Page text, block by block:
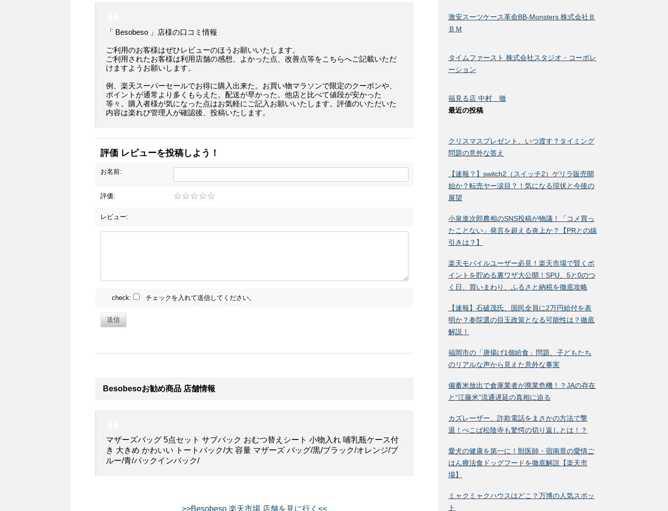
「 Besobeso 」店様の口コミ情報
ご利用のお客様はぜひレビューのほうお願いいたします。
ご利用されたお客様は利用店舗の感想、よかった点、改善点等をこちらへご記載いただ
けますようお願いします。
例、楽天スーパーセールでお得に購入出来た。お買い物マラソンで限定のクーポンや、
ポイントが通常より多くもらえた。配送が早かった。他店と比べて値段が安かった
等々。購入者様が気になった点はお気軽にご記入お願いいたします。評価のいただいた
内容は楽れび管理人が確認後、投稿いたします。
評価 レビューを投稿しよう！
お名前:
評価:
レビュー:
check: チェックを入れて送信してください。
送信
Besobesoお勧め商品 店舗情報
マザーズバッグ 5点セット サブバック おむつ替えシート 小物入れ 哺乳瓶ケース付
き 大きめ かわいい トートバック/大 容量 マザーズ バッグ/黒/ブラック/オレンジ/ブ
ルー/青/バックインバック/
>>Besobeso 楽天市場 店舗を見に行く<<
激安スーツケース革命BB-Monsters 株式会社Ｂ
ＢＭ
タイムファースト 株式会社スタジオ・コーポレ
ーション
福見る店 中村 徹
最近の投稿
クリスマスプレゼント、いつ渡す？タイミング
問題の意外な答え
【速報？】switch2（スイッチ2）ゲリラ販売開
始か？転売ヤー涙目？！気になる現状と今後の
展望
小泉進次郎農相のSNS投稿が物議！「コメ買っ
たことない」発言を超える炎上か？【PRとの線
引きは？】
楽天モバイルユーザー必見！楽天市場で賢くポ
イントを貯める裏ワザ大公開！SPU、5と0のつ
く日、買いまわり、ふるさと納税を徹底攻略
【速報】石破茂氏、国民全員に2万円給付を表
明か？参院選の目玉政策となる可能性は？徹底
解説！
福岡市の「唐揚げ1個給食」問題、子どもたち
のリアルな声から見えた意外な事実
備蓄米放出で倉庫業者が廃業危機！？JAの存在
と“江藤米”流通遅延の真相に迫る
カズレーザー、詐欺電話をまさかの方法で撃
退！ぺこぱ松陰寺も驚愕の切り返しとは！？
愛犬の健康を第一に！獣医師・宿南章の愛情ご
はん療法食ドッグフードを徹底解説【楽天市
場】
ミャクミャクハウスはどこ？万博の人気スポッ
ト